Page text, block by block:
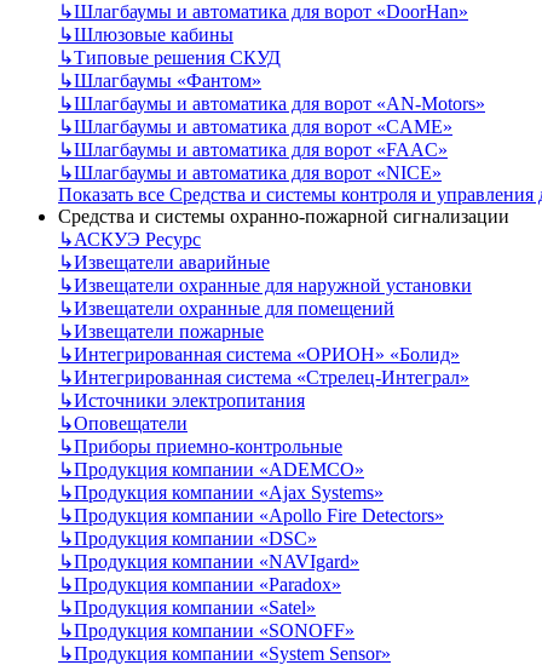
↳Шлагбаумы и автоматика для ворот «DoorHan»
↳Шлюзовые кабины
↳Типовые решения СКУД
↳Шлагбаумы «Фантом»
↳Шлагбаумы и автоматика для ворот «AN-Motors»
↳Шлагбаумы и автоматика для ворот «CAME»
↳Шлагбаумы и автоматика для ворот «FAAC»
↳Шлагбаумы и автоматика для ворот «NICE»
Показать все Средства и системы контроля и управления
Средства и системы охранно-пожарной сигнализации
↳АСКУЭ Ресурс
↳Извещатели аварийные
↳Извещатели охранные для наружной установки
↳Извещатели охранные для помещений
↳Извещатели пожарные
↳Интегрированная система «ОРИОН» «Болид»
↳Интегрированная система «Стрелец-Интеграл»
↳Источники электропитания
↳Оповещатели
↳Приборы приемно-контрольные
↳Продукция компании «ADEMCO»
↳Продукция компании «Ajax Systems»
↳Продукция компании «Apollo Fire Detectors»
↳Продукция компании «DSC»
↳Продукция компании «NAVIgard»
↳Продукция компании «Paradox»
↳Продукция компании «Satel»
↳Продукция компании «SONOFF»
↳Продукция компании «System Sensor»